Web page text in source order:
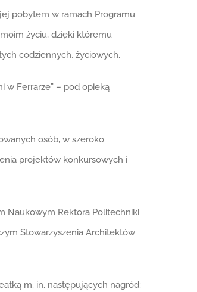
pobytem w ramach Programu
życiu, dzięki któremu
codziennych, życiowych.
w Ferrarze” – pod opieką
osób, w szeroko
projektów konkursowych i
Naukowym Rektora Politechniki
Stowarzyszenia Architektów
m. in. następujących nagród: